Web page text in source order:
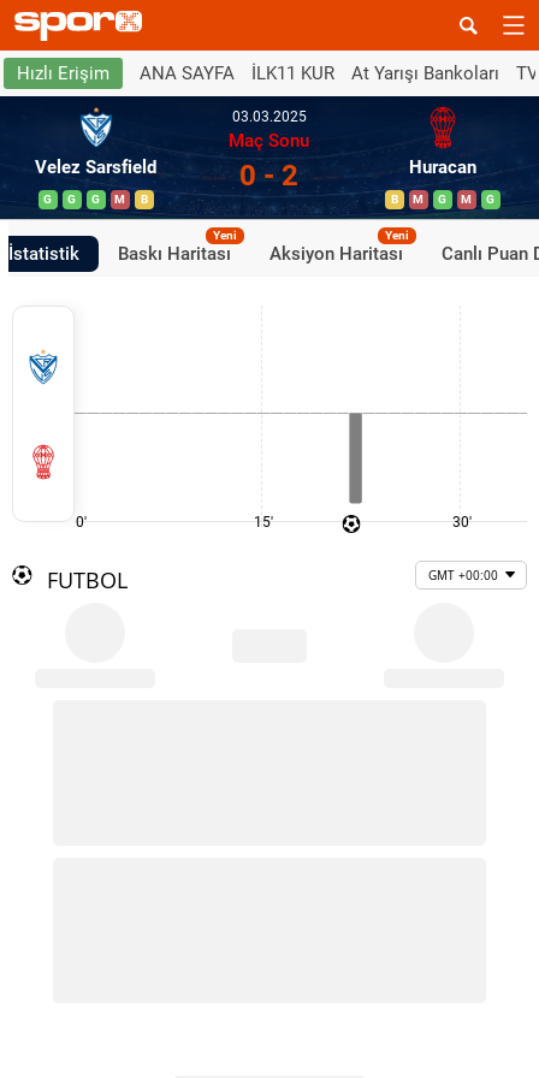
Hızlı Erişim ANA SAYFA İLK11 KUR At Yarışı Bankoları
Velez Sarsfield
G G G M B
03.03.2025
Maç Sonu
0 - 2 Huracan
B M G M G
İstatistik Baskı Haritası
Yeni
Aksiyon Haritası
Yeni
Canlı Puan
0' 15' 30'
FUTBOL GMT +00:00